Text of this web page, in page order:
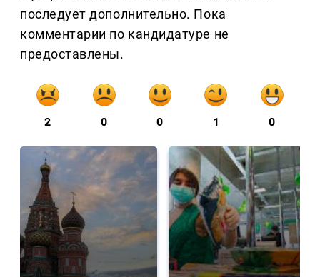
последует дополнительно. Пока
комментарии по кандидатуре не
предоставлены.
2 0 0 1 0